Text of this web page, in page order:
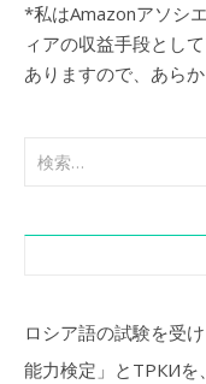
*私はAmazonアソシ
ィアの収益手段とし
ありますので、あら
ロシア語の試験を受
能力検定」とТРКИを